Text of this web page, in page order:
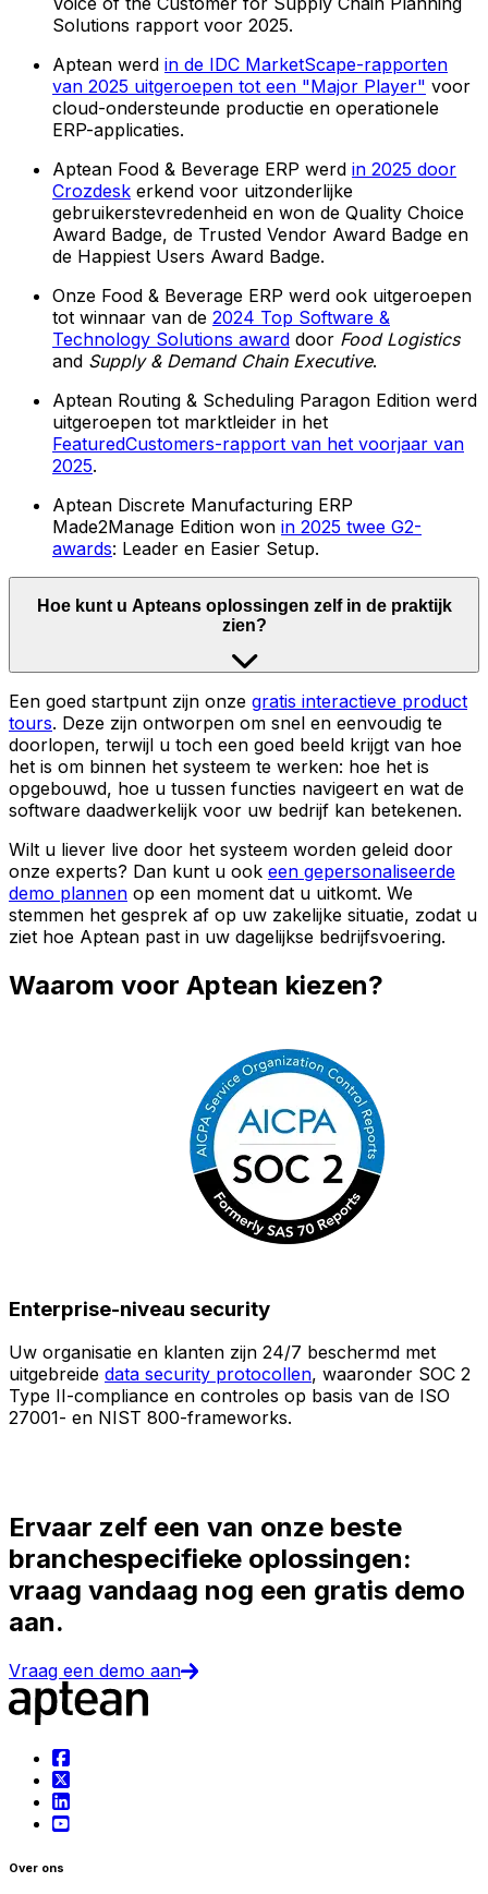
Solutions rapport voor 2025.
Aptean werd in de IDC MarketScape-rapporten
van 2025 uitgeroepen tot een "Major Player" voor
cloud-ondersteunde productie en operationele
ERP-applicaties.
Aptean Food & Beverage ERP werd in 2025 door
Crozdesk erkend voor uitzonderlijke
gebruikerstevredenheid en won de Quality Choice
Award Badge, de Trusted Vendor Award Badge en
de Happiest Users Award Badge.
Onze Food & Beverage ERP werd ook uitgeroepen
tot winnaar van de 2024 Top Software &
Technology Solutions award door Food Logistics
and Supply & Demand Chain Executive.
Aptean Routing & Scheduling Paragon Edition werd
uitgeroepen tot marktleider in het
FeaturedCustomers-rapport van het voorjaar van
2025.
Aptean Discrete Manufacturing ERP
Made2Manage Edition won in 2025 twee G2-
awards: Leader en Easier Setup.
Hoe kunt u Apteans oplossingen zelf in de praktijk
zien?
Een goed startpunt zijn onze gratis interactieve product
tours. Deze zijn ontworpen om snel en eenvoudig te
doorlopen, terwijl u toch een goed beeld krijgt van hoe
het is om binnen het systeem te werken: hoe het is
opgebouwd, hoe u tussen functies navigeert en wat de
software daadwerkelijk voor uw bedrijf kan betekenen.
Wilt u liever live door het systeem worden geleid door
onze experts? Dan kunt u ook een gepersonaliseerde
demo plannen op een moment dat u uitkomt. We
stemmen het gesprek af op uw zakelijke situatie, zodat u
ziet hoe Aptean past in uw dagelijkse bedrijfsvoering.
Waarom voor Aptean kiezen?
Enterprise-niveau security
Uw organisatie en klanten zijn 24/7 beschermd met
uitgebreide data security protocollen, waaronder SOC 2
Type II-compliance en controles op basis van de ISO
27001- en NIST 800-frameworks.
Ervaar zelf een van onze beste
branchespecifieke oplossingen:
vraag vandaag nog een gratis demo
aan.
Vraag een demo aan
Over ons